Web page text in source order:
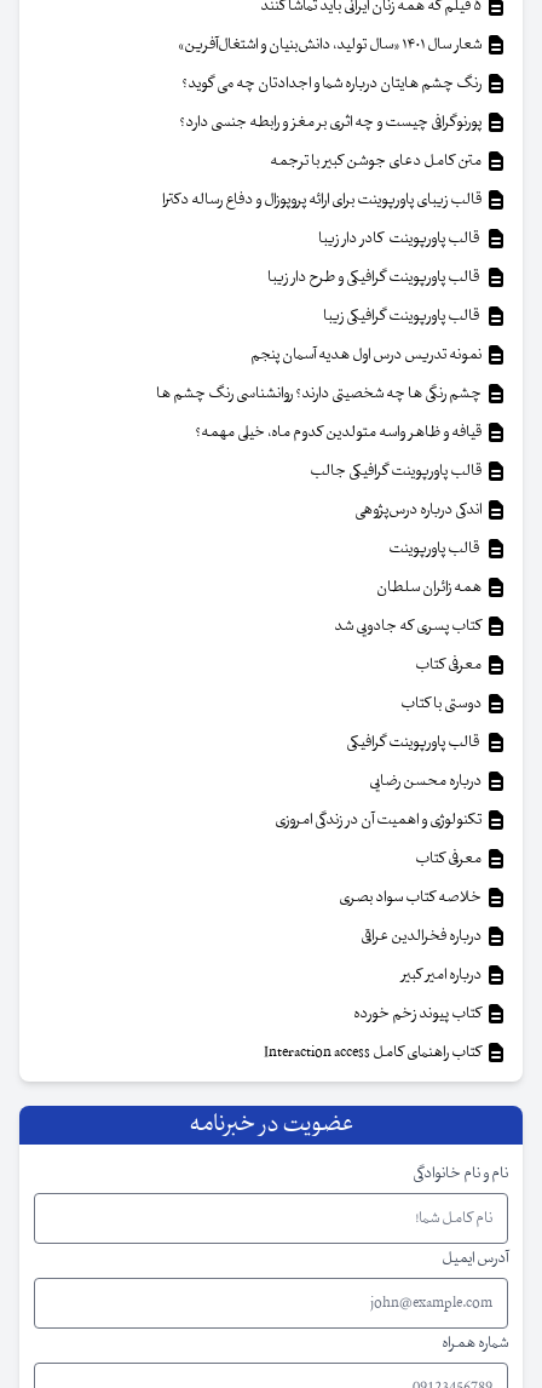
شعار سال ۱۴۰۱ «سال تولید، دانش‌بنیان و اشتغال‌آفرین»
رنگ چشم هایتان درباره شما و اجدادتان چه می گوید؟
پورنوگرافی چیست و چه اثری بر مغز و رابطه جنسی دارد؟
متن کامل دعای جوشن کبیر با ترجمه
قالب زیبای پاورپوینت برای ارائه پروپوزال و دفاع رساله دکترا
قالب پاورپوینت کادر دار زیبا
قالب پاورپوینت گرافیکی و طرح دار زیبا
قالب پاورپوینت گرافیکی زیبا
نمونه تدریس درس اول هدیه آسمان پنجم
چشم رنگی ها چه شخصیتی دارند؟ روانشناسی رنگ چشم ها
قیافه و ظاهر واسه متولدین کدوم ماه، خیلی مهمه؟
قالب پاورپوینت گرافیکی جالب
اندکی درباره درس‌پژوهی
قالب پاورپوینت
همه زائران سلطان
کتاب پسری که جادویی شد
معرفی کتاب
دوستی با کتاب
قالب پاورپوینت گرافیکی
درباره محسن رضایی
تکنولوژی و اهمیت آن در زندگی امروزی
معرفی کتاب
خلاصه کتاب سواد بصری
درباره فخرالدین عراقی
درباره امیر کبیر
کتاب پیوند زخم خورده
کتاب راهنمای کامل Interaction access
عضویت در خبرنامه
نام و نام خانوادگی
آدرس ایمیل
شماره همراه